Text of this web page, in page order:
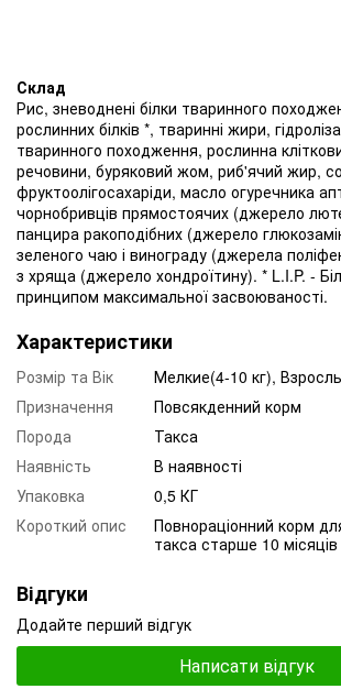
Склад
Рис, зневоднені білки тваринного
рослинних білків *, тваринні жири,
тваринного походження, рослинна
речовини, буряковий жом, риб'ячий жир,
фруктоолігосахаріди, масло огуречника
чорнобривців прямостоячих (джерело
панцира ракоподібних (джерело
зеленого чаю і винограду (джерела
з хряща (джерело хондроїтину). * L.I.P. -
принципом максимальної засвоюваності.
Характеристики
Розмір та Вік
Мелкие(4-10 кг),
Призначення
Повсякденний корм
Порода
Такса
Наявність
В наявності
Упаковка
0,5 КГ
Короткий опис
Повнораціонний корм
такса старше 10 місяців
Відгуки
Додайте перший відгук
Написати відгук